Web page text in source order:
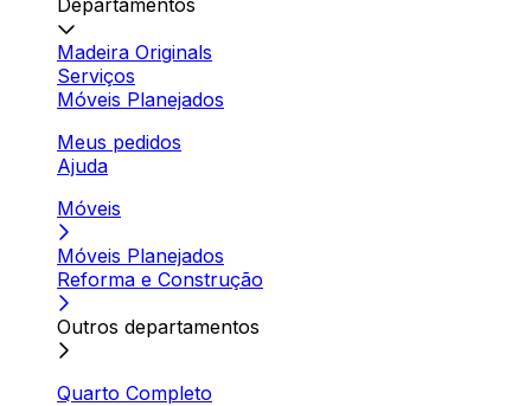
Departamentos
Madeira Originals
Serviços
Móveis Planejados
Meus pedidos
Ajuda
Móveis
Móveis Planejados
Reforma e Construção
Outros departamentos
Quarto Completo